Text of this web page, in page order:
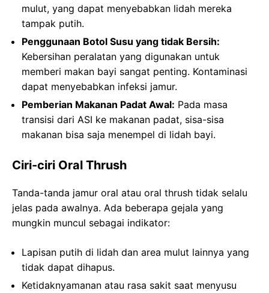
mulut, yang dapat menyebabkan lidah mereka
tampak putih.
Penggunaan Botol Susu yang tidak Bersih:
Kebersihan peralatan yang digunakan untuk
memberi makan bayi sangat penting. Kontaminasi
dapat menyebabkan infeksi jamur.
Pemberian Makanan Padat Awal: Pada masa
transisi dari ASI ke makanan padat, sisa-sisa
makanan bisa saja menempel di lidah bayi.
Ciri-ciri Oral Thrush
Tanda-tanda jamur oral atau oral thrush tidak selalu
jelas pada awalnya. Ada beberapa gejala yang
mungkin muncul sebagai indikator:
Lapisan putih di lidah dan area mulut lainnya yang
tidak dapat dihapus.
Ketidaknyamanan atau rasa sakit saat menyusu